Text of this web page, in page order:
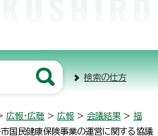
検索の仕方
広報・広聴 > 広報 > 会議結果 > 福
民健康保険事業の運営に関する協議